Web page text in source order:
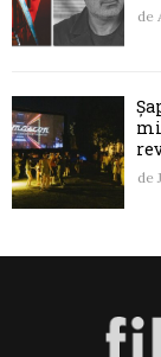
de
de